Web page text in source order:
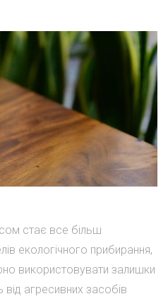
стає все більш
екологічного прибирання,
використовувати залишки
від агресивних засобів